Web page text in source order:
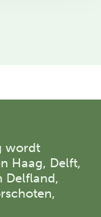
wordt
Haag, Delft,
Delfland,